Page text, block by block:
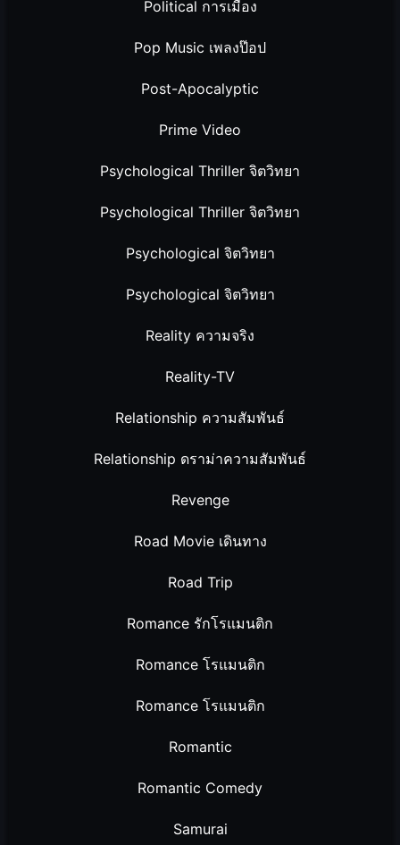
Political การเมือง
Pop Music เพลงป๊อป
Post-Apocalyptic
Prime Video
Psychological Thriller จิตวิทยา
Psychological Thriller จิตวิทยา
Psychological จิตวิทยา
Psychological จิตวิทยา
Reality ความจริง
Reality-TV
Relationship ความสัมพันธ์
Relationship ดราม่าความสัมพันธ์
Revenge
Road Movie เดินทาง
Road Trip
Romance รักโรแมนติก
Romance โรแมนติก
Romance โรแมนติก
Romantic
Romantic Comedy
Samurai